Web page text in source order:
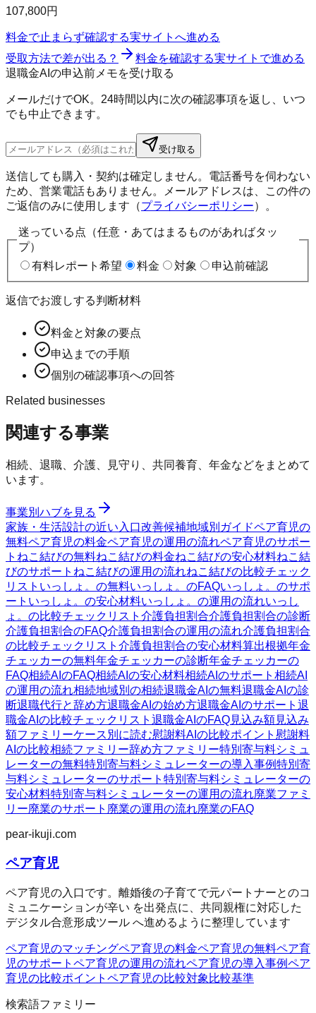
107,800円
料金で止まらず確認する実サイトへ進める
受取方法で差が出る？
料金を確認する実サイトで進める
退職金AIの申込前メモを受け取る
メールだけでOK。24時間以内に次の確認事項を返し、いつ
でも中止できます。
受け取る
送信しても購入・契約は確定しません。電話番号を伺わない
ため、営業電話もありません。メールアドレスは、この件の
ご返信のみに使用します（プライバシーポリシー）。
迷っている点（任意・あてはまるものがあればタッ
プ）
有料レポート希望
料金 対象 申込前確認
返信でお渡しする判断材料
料金と対象の要点
申込までの手順
個別の確認事項への回答
Related businesses
関連する事業
相続、退職、介護、見守り、共同養育、年金などをまとめて
います。
事業別ハブを見る
家族・生活設計の近い入口改善候補地域別ガイドペア育児の
無料ペア育児の料金ペア育児の運用の流れペア育児のサポー
ト ねこ結びの無料ねこ結びの料金ねこ結びの安心材料ねこ結
びのサポート ねこ結びの運用の流れねこ結びの比較チェック
リスト いっしょ。の無料いっしょ。のFAQいっしょ。のサポ
ート いっしょ。の安心材料いっしょ。の運用の流れいっし
ょ。の比較チェックリスト 介護負担割合介護負担割合の診断
介護負担割合のFAQ介護負担割合の運用の流れ介護負担割合
の比較チェックリスト 介護負担割合の安心材料算出根拠年金
チェッカーの無料年金チェッカーの診断年金チェッカーの
FAQ相続AIのFAQ相続AIの安心材料相続AIのサポート 相続AI
の運用の流れ相続地域別の相続退職金AIの無料退職金AIの診
断退職代行と辞め方退職金AIの始め方退職金AIのサポート 退
職金AIの比較チェックリスト 退職金AIのFAQ見込み額見込み
額ファミリーケース別に読む慰謝料AIの比較ポイント 慰謝料
AIの比較相続ファミリー辞め方ファミリー特別寄与料シミュ
レーターの無料特別寄与料シミュレーターの導入事例特別寄
与料シミュレーターのサポート 特別寄与料シミュレーターの
安心材料特別寄与料シミュレーターの運用の流れ廃業ファミ
リー廃業のサポート 廃業の運用の流れ廃業のFAQ
pear-ikuji.com
ペア育児
ペア育児の入口です。離婚後の子育てで元パートナーとのコ
ミュニケーションが辛い を出発点に、共同親権に対応した
デジタル合意形成ツール へ進めるように整理しています
ペア育児のマッチングペア育児の料金ペア育児の無料ペア育
児のサポート ペア育児の運用の流れペア育児の導入事例ペア
育児の比較ポイント ペア育児の比較対象 比較基準
検索語ファミリー